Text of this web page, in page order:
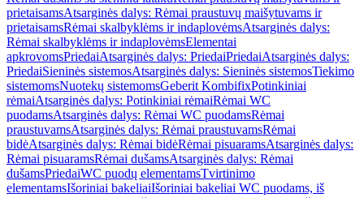
prietaisamsAtsarginės dalys: Rėmai praustuvų maišytuvams ir
prietaisamsRėmai skalbyklėms ir indaplovėmsAtsarginės dalys:
Rėmai skalbyklėms ir indaplovėmsElementai
apkrovomsPriedaiAtsarginės dalys: PriedaiPriedaiAtsarginės dalys:
PriedaiSieninės sistemosAtsarginės dalys: Sieninės sistemosTiekimo
sistemomsNuotekų sistemomsGeberit KombifixPotinkiniai
rėmaiAtsarginės dalys: Potinkiniai rėmaiRėmai WC
puodamsAtsarginės dalys: Rėmai WC puodamsRėmai
praustuvamsAtsarginės dalys: Rėmai praustuvamsRėmai
bidėAtsarginės dalys: Rėmai bidėRėmai pisuaramsAtsarginės dalys:
Rėmai pisuaramsRėmai dušamsAtsarginės dalys: Rėmai
dušamsPriedaiWC puodų elementamsTvirtinimo
elementamsIšoriniai bakeliaiIšoriniai bakeliai WC puodams, iš